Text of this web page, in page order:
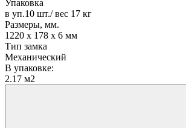
Упаковка
в уп.10 шт./ вес 17 кг
Размеры, мм.
1220 х 178 х 6 мм
Тип замка
Механический
В упаковке:
2.17 м2